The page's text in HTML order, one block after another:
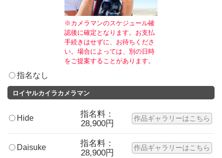
※カメラマンのスケジュール確
認後に確定となります。お支払
手続きはせずに、お待ちくださ
い。場合によっては、別の日時
をご提案することがあります。
指名なし
ロイヤルカイラカメラマン
Hide
指名料：
28,900円
作品ギャラリーはこちら
Daisuke
指名料：
28,900円
作品ギャラリーはこちら